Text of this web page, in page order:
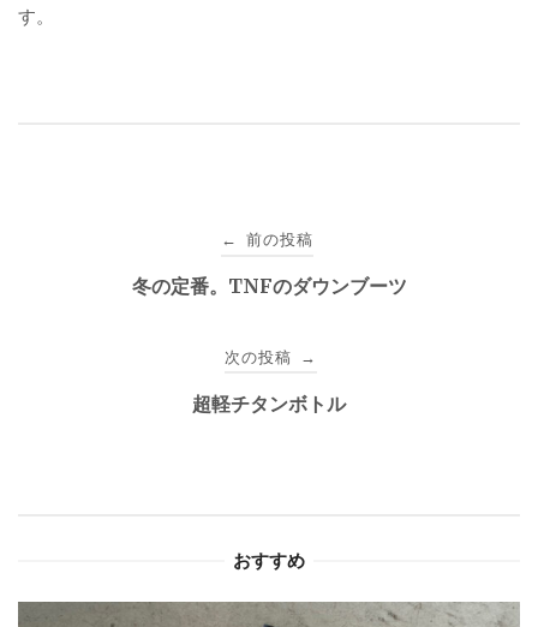
す。
← 前の投稿
冬の定番。TNFのダウンブーツ
次の投稿 →
超軽チタンボトル
おすすめ